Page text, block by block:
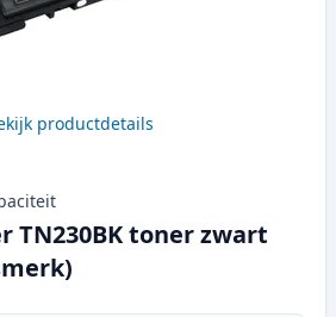
productdetails
TN230BK toner zwart